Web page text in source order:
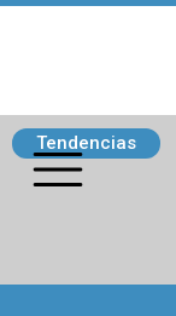
Tendencias